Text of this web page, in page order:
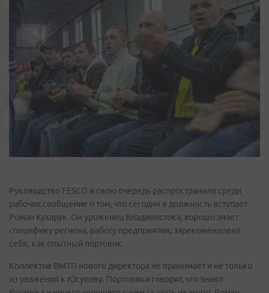
Руководство FESCO в свою очередь распространило среди
рабочих сообщение о том, что сегодня в должность вступает
Роман Кухарук. Он уроженец Владивостока, хорошо знает
специфику региона, работу предприятия, зарекомендовал
себя, как опытный портовик.
Коллектив ВМТП нового директора не принимает и не только
из уважения к Юсупову. Портовики говорят, что знают